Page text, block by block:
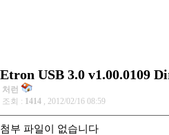
Etron USB 3.0 v1.00.0109
처런
조회 : 1414 , 2012/02/16 08:59
첨부 파일이 없습니다